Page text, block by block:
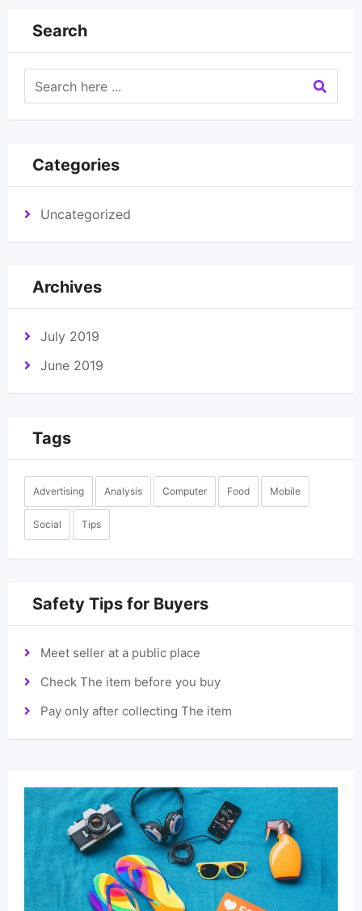
Search
Categories
Uncategorized
Archives
July 2019
June 2019
Tags
Advertising Analysis Computer Food Mobile
Social Tips
Safety Tips for Buyers
Meet seller at a public place
Check The item before you buy
Pay only after collecting The item